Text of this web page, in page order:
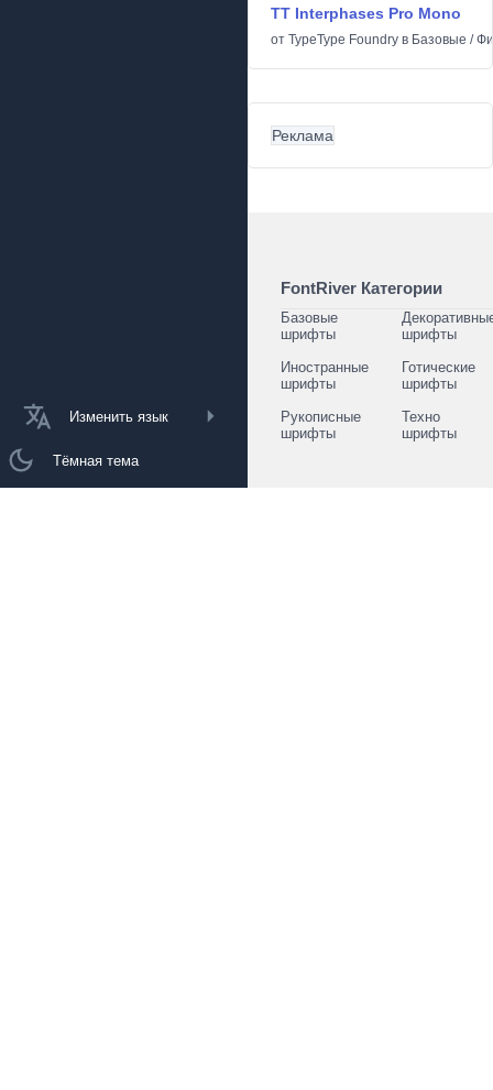
Изменить язык
Тёмная тема
TT Interphases Pro Mono
от TypeType Foundry в Базовые /
Реклама
FontRiver Категории
Базовые
шрифты
шрифты
Иностранные
шрифты
Готические
шрифты
Рукописные
шрифты
Техно
шрифты